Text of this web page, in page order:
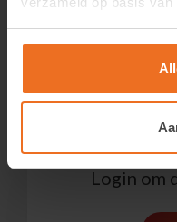
Login om